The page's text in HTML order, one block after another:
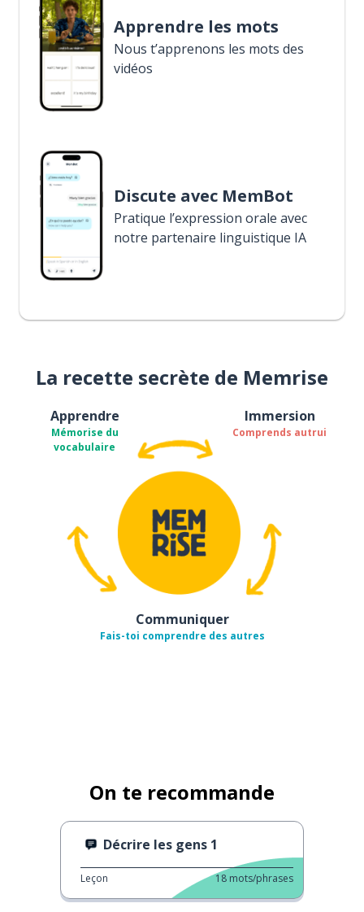
Apprendre les mots
Nous t’apprenons les mots des
vidéos
Discute avec MemBot
Pratique l’expression orale avec
notre partenaire linguistique IA
La recette secrète de Memrise
Apprendre
Mémorise du
vocabulaire
Immersion
Comprends autrui
Communiquer
Fais-toi comprendre des autres
On te recommande
Décrire les gens 1
Leçon 18 mots/phrases